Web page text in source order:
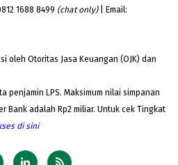
1688 8499 (chat only)| Email:
oleh Otoritas Jasa Keuangan (OJK) dan
penjamin LPS. Maksimum nilai simpanan
Bank adalah Rp2 miliar. Untuk cek Tingkat
di sini